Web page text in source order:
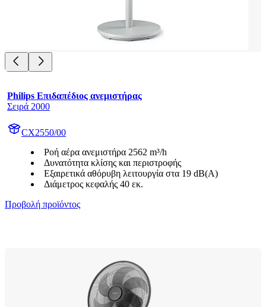
Philips Επιδαπέδιος ανεμιστήρας
Σειρά 2000
CX2550/00
Ροή αέρα ανεμιστήρα 2562 m³/h
Δυνατότητα κλίσης και περιστροφής
Εξαιρετικά αθόρυβη λειτουργία στα 19 dB(A)
Διάμετρος κεφαλής 40 εκ.
Προβολή προϊόντος